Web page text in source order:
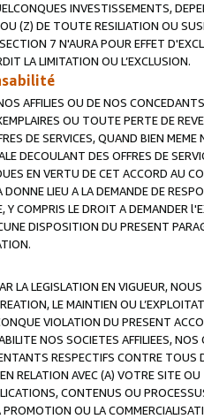
INVESTISSEMENTS,
(Z) DE TOUTE RESILIATION OU
7 N'AURA POUR EFFET
LA LIMITATION OU L’EXCLUSION.
AFFILIES OU DE NOS
OU TOUTE PERTE DE
DE SERVICES, QUAND BIEN
DECOULANT DES OFFRES DE
EN VERTU DE CET ACCORD AU
DONNE LIEU A LA DEMANDE DE
Y COMPRIS LE DROIT A DEMANDER
DISPOSITION DU PRESENT
LA LEGISLATION EN VIGUEUR,
LE MAINTIEN OU
VIOLATION DU PRESENT
NOS SOCIETES AFFILIEES,
RESPECTIFS CONTRE
RELATION AVEC (A) VOTRE SITE
CONTENUS OU
OU LA